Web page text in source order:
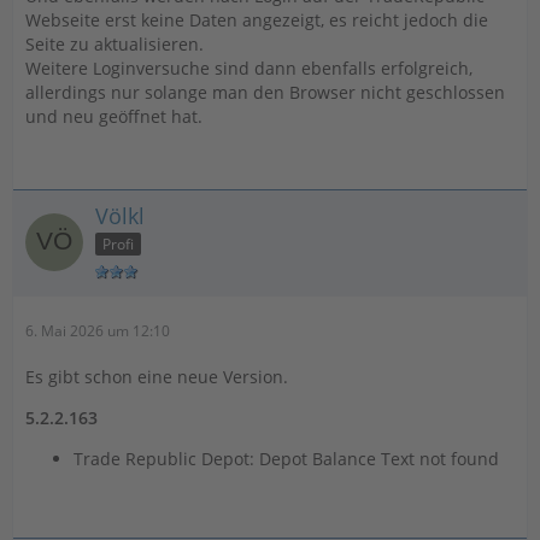
Webseite erst keine Daten angezeigt, es reicht jedoch die
Seite zu aktualisieren.
Weitere Loginversuche sind dann ebenfalls erfolgreich,
allerdings nur solange man den Browser nicht geschlossen
und neu geöffnet hat.
Völkl
Profi
6. Mai 2026 um 12:10
Es gibt schon eine neue Version.
5.2.2.163
Trade Republic Depot: Depot Balance Text not found